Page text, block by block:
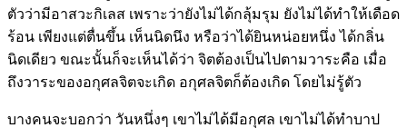
ตัวว่ามีอาสวะกิเลส เพราะว่ายังไม่ได้กลุ้มรุม ยังไม่ได้ทำให้เดือด
ร้อน เพียงแต่ตื่นขึ้น เห็นนิดนึง หรือว่าได้ยินหน่อยหนึ่ง ได้กลิ่น
นิดเดียว ขณะนั้นก็จะเห็นได้ว่า จิตต้องเป็นไปตามวาระคือ เมื่อ
ถึงวาระของอกุศลจิตจะเกิด อกุศลจิตก็ต้องเกิด โดยไม่รู้ตัว
บางคนจะบอกว่า วันหนึ่งๆ เขาไม่ได้มีอกุศล เขาไม่ได้ทำบาป